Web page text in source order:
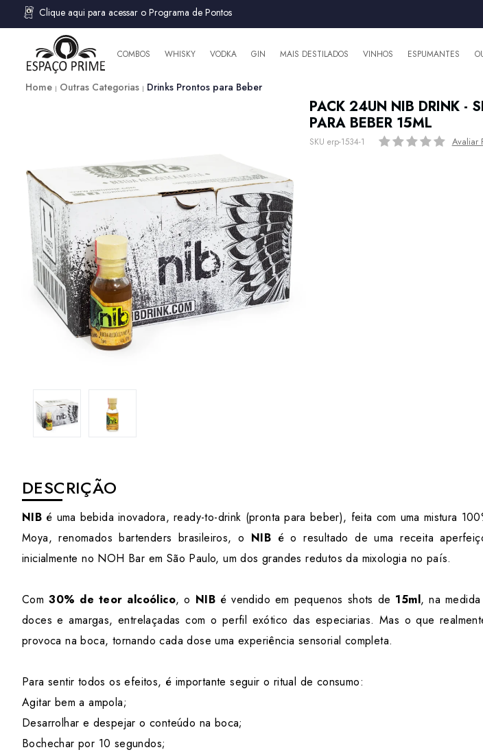
Clique aqui para acessar o Programa de Pontos
COMBOS WHISKY VODKA GIN MAIS DESTILADOS VINHOS ESPUMANTES
Home Outras Categorias Drinks Prontos para Beber
PACK 24UN NIB DRINK -
PARA BEBER 15ML
SKU erp-1534-1 Avaliar
DESCRIÇÃO
NIB é uma bebida inovadora, ready-to-drink (pronta para beber), feita com uma mistura
Moya, renomados bartenders brasileiros, o NIB é o resultado de uma receita
inicialmente no NOH Bar em São Paulo, um dos grandes redutos da mixologia no país.
Com30% de teor alcoólico, o NIBé vendido em pequenos shots de 15ml, na
doces e amargas, entrelaçadas com o perfil exótico das especiarias. Mas o que
provoca na boca, tornando cada dose uma experiência sensorial completa.
Para sentir todos os efeitos, é importante seguir o ritual de consumo:
Agitar bem a ampola;
Desarrolhar e despejar o conteúdo na boca;
Bochechar por 10 segundos;